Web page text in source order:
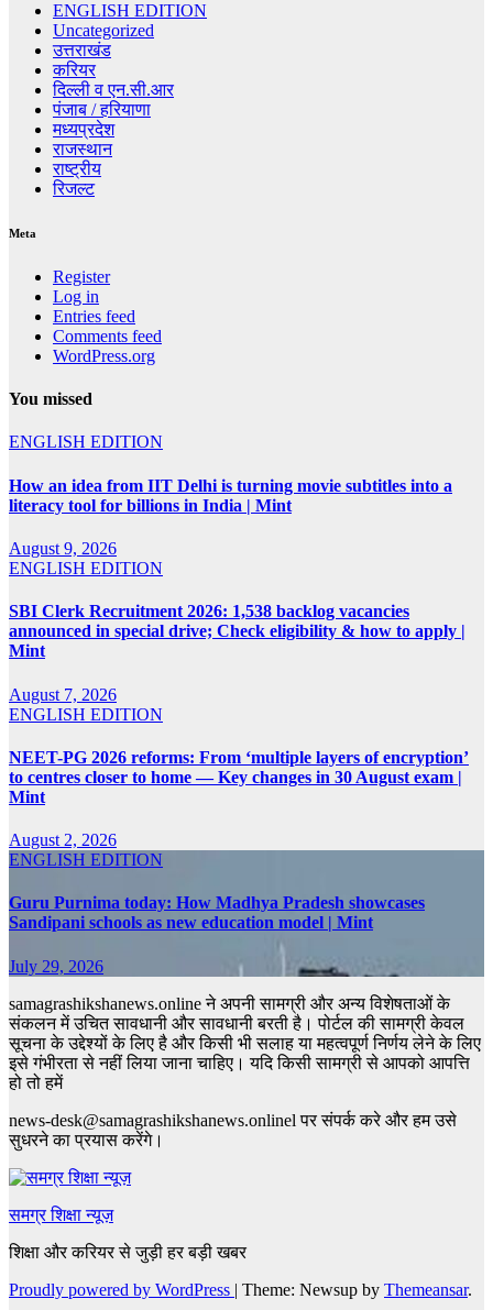
ENGLISH EDITION
Uncategorized
उत्तराखंड
करियर
दिल्ली व एन.सी.आर
पंजाब / हरियाणा
मध्यप्रदेश
राजस्थान
राष्ट्रीय
रिजल्ट
Meta
Register
Log in
Entries feed
Comments feed
WordPress.org
You missed
ENGLISH EDITION
How an idea from IIT Delhi is turning movie subtitles into a
literacy tool for billions in India | Mint
August 9, 2026
ENGLISH EDITION
SBI Clerk Recruitment 2026: 1,538 backlog vacancies
announced in special drive; Check eligibility & how to apply |
Mint
August 7, 2026
ENGLISH EDITION
NEET-PG 2026 reforms: From ‘multiple layers of encryption’
to centres closer to home — Key changes in 30 August exam |
Mint
August 2, 2026
ENGLISH EDITION
Guru Purnima today: How Madhya Pradesh showcases
Sandipani schools as new education model | Mint
July 29, 2026
samagrashikshanews.online ने अपनी सामग्री और अन्य विशेषताओं के
संकलन में उचित सावधानी और सावधानी बरती है। पोर्टल की सामग्री केवल
सूचना के उद्देश्यों के लिए है और किसी भी सलाह या महत्वपूर्ण निर्णय लेने के लिए
इसे गंभीरता से नहीं लिया जाना चाहिए। यदि किसी सामग्री से आपको आपत्ति
हो तो हमें
news-desk@samagrashikshanews.onlinel पर संपर्क करे और हम उसे
सुधरने का प्रयास करेंगे।
समग्र शिक्षा न्यूज़
शिक्षा और करियर से जुड़ी हर बड़ी खबर
Proudly powered by WordPress | Theme: Newsup by Themeansar.